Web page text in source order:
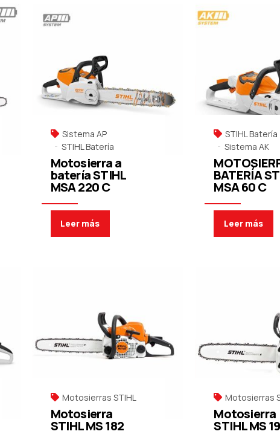
Sistema AP
STIHL Batería
Motosierra a
batería STIHL
MSA 220 C
Leer más
STIHL Batería
Sistema AK
BATERÍA
MSA 60 C
Leer más
Motosierras STIHL
Motosierra
STIHL MS 182
Motosierras
Motosierra
STIHL MS